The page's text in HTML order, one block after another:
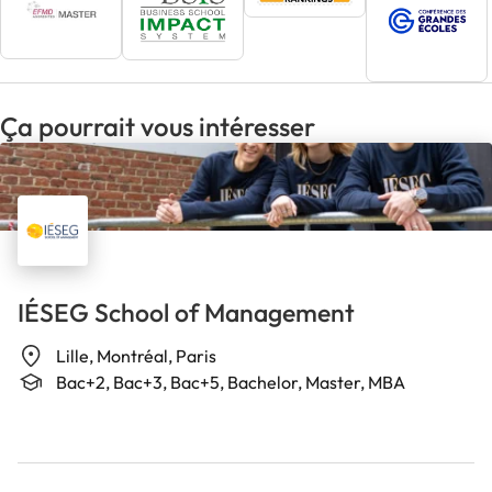
Ça pourrait vous intéresser
IÉSEG School of Management
Lille, Montréal, Paris
Bac+2, Bac+3, Bac+5, Bachelor, Master, MBA